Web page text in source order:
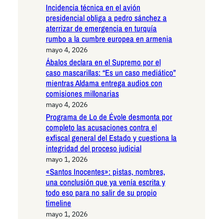
Incidencia técnica en el avión
presidencial obliga a pedro sánchez a
aterrizar de emergencia en turquía
rumbo a la cumbre europea en armenia
mayo 4, 2026
Ábalos declara en el Supremo por el
caso mascarillas: “Es un caso mediático”
mientras Aldama entrega audios con
comisiones millonarias
mayo 4, 2026
Programa de Lo de Évole desmonta por
completo las acusaciones contra el
exfiscal general del Estado y cuestiona la
integridad del proceso judicial
mayo 1, 2026
«Santos Inocentes»: pistas, nombres,
una conclusión que ya venía escrita y
todo eso para no salir de su propio
timeline
mayo 1, 2026